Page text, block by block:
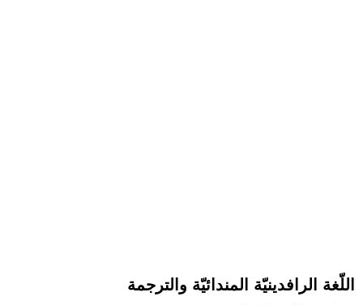
اللّغة الرافدينيّة المندائيّة والترجمة